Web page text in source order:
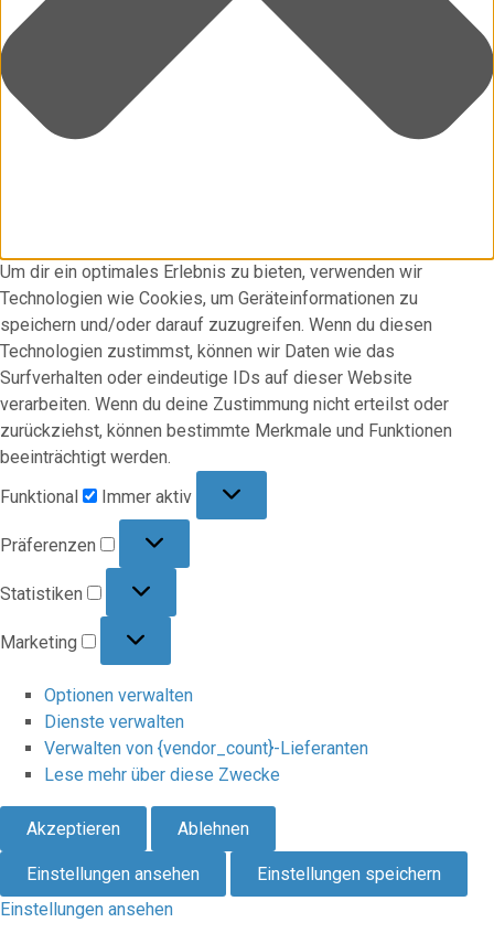
Um dir ein optimales Erlebnis zu bieten, verwenden wir
Technologien wie Cookies, um Geräteinformationen zu
speichern und/oder darauf zuzugreifen. Wenn du diesen
Technologien zustimmst, können wir Daten wie das
Surfverhalten oder eindeutige IDs auf dieser Website
verarbeiten. Wenn du deine Zustimmung nicht erteilst oder
zurückziehst, können bestimmte Merkmale und Funktionen
beeinträchtigt werden.
Funktional
Immer aktiv
Präferenzen
Statistiken
Marketing
Optionen verwalten
Dienste verwalten
Verwalten von {vendor_count}-Lieferanten
Lese mehr über diese Zwecke
Akzeptieren Ablehnen
Einstellungen ansehen
Einstellungen speichern
Einstellungen ansehen